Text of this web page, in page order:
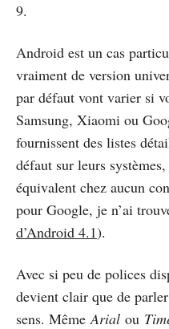
9.
Android est un cas
vraiment de version
par défaut vont varier si
Samsung, Xiaomi ou
fournissent des listes
défaut sur leurs
équivalent chez aucun
pour Google, je n’ai
d’Android 4.1).
Avec si peu de polices
devient clair que de
sens. MêmeArial ou